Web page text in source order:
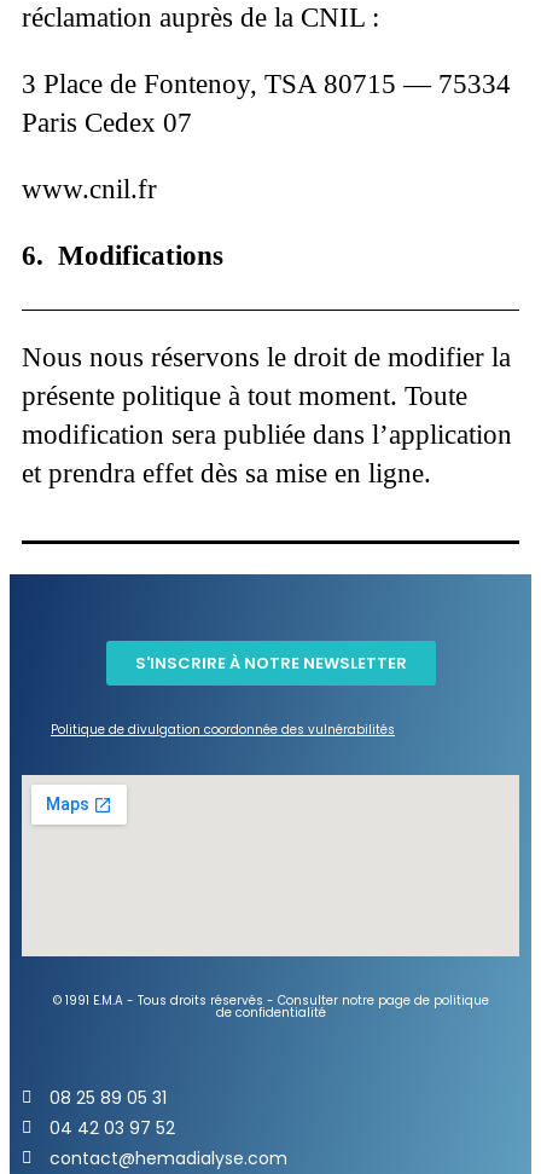
réclamation auprès de la CNIL :
3 Place de Fontenoy, TSA 80715 — 75334
Paris Cedex 07
www.cnil.fr
6. Modifications
Nous nous réservons le droit de modifier la
présente politique à tout moment. Toute
modification sera publiée dans l’application
et prendra effet dès sa mise en ligne.
S'INSCRIRE À NOTRE NEWSLETTER
​​Politique de divulgation coordonnée des vulnérabilités​
© 1991 E.M.A - Tous droits réservés - Consulter notre page de politique
de confidentialité
08 25 89 05 31
04 42 03 97 52
contact@hemadialyse.com